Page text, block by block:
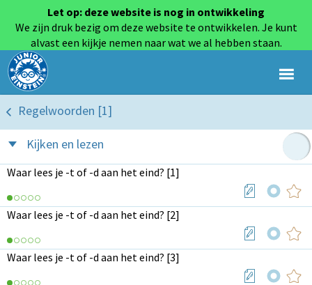
Let op: deze website is nog in ontwikkeling
We zijn druk bezig om deze website te ontwikkelen. Je kunt
alvast een kijkje nemen naar wat we al hebben staan.
Regelwoorden [1]
Kijken en lezen
Waar lees je -t of -d aan het eind? [1]
Waar lees je -t of -d aan het eind? [2]
Waar lees je -t of -d aan het eind? [3]